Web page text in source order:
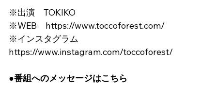
※出演　TOKIKO
※WEB https://www.toccoforest.com/
※インスタグラム
https://www.instagram.com/toccoforest/
●番組へのメッセージはこちら